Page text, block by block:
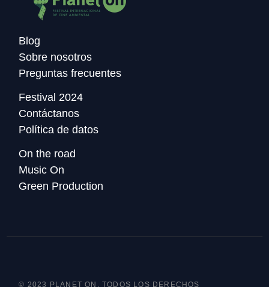
Blog
Sobre nosotros
Preguntas frecuentes
Festival 2024
Contáctanos
Política de datos
On the road
Music On
Green Production
© 2023 PLANET ON, TODOS LOS DERECHOS